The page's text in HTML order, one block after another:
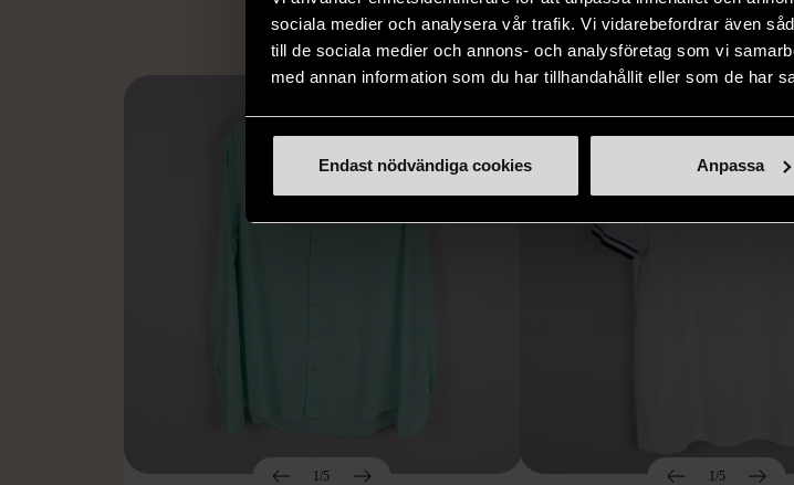
sociala medier och analysera vår trafik. Vi vidarebefordrar även
till de sociala medier och annons- och analysföretag som vi
med annan information som du har tillhandahållit eller som de har
Endast nödvändiga cookies Anpassa
Hitta produkter som
1/5 1/5